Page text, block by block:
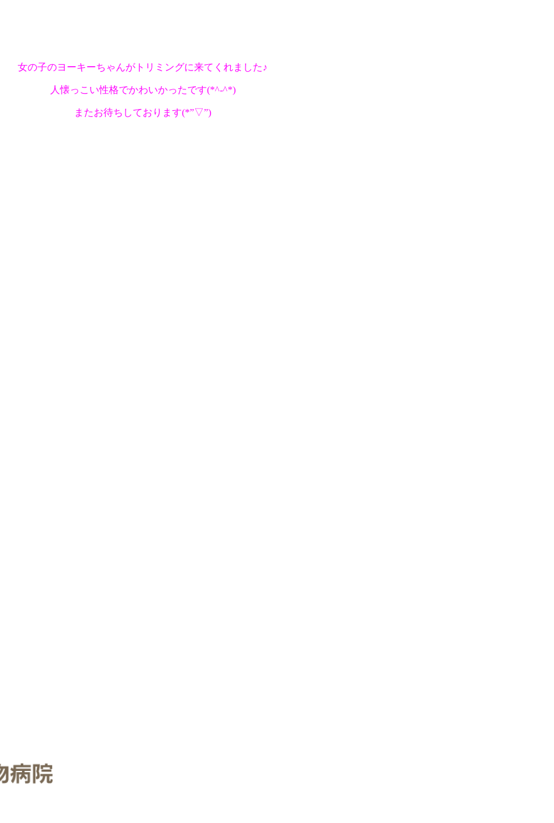
女の子のヨーキーちゃんがトリミングに来てくれました♪
人懐っこい性格でかわいかったです(*^-^*)
またお待ちしております(*”▽”)